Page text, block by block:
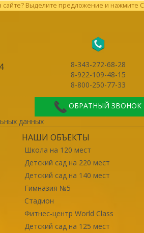
сайте? Выделите предложение и нажмите
8-343-272-68-28
8-922-109-48-15
8-800-250-77-33
ОБРАТНЫЙ ЗВОНОК
данных
НАШИ ОБЪЕКТЫ
Школа на 120 мест
Детский сад на 220 мест
Детский сад на 140 мест
Гимназия №5
Стадион
Фитнес-центр World Class
Детский сад на 125 мест